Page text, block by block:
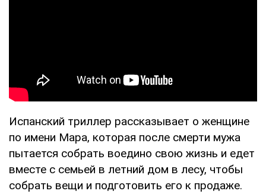
Испанский триллер рассказывает о женщине
по имени Мара, которая после смерти мужа
пытается собрать воедино свою жизнь и едет
вместе с семьей в летний дом в лесу, чтобы
собрать вещи и подготовить его к продаже.